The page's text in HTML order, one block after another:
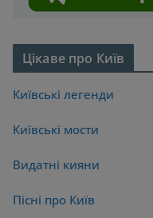
Цікаве про Київ
Київські легенди
Київські мости
Видатні кияни
Пісні про Київ